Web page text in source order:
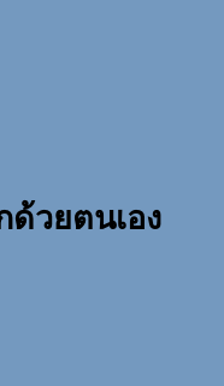
วยตนเอง